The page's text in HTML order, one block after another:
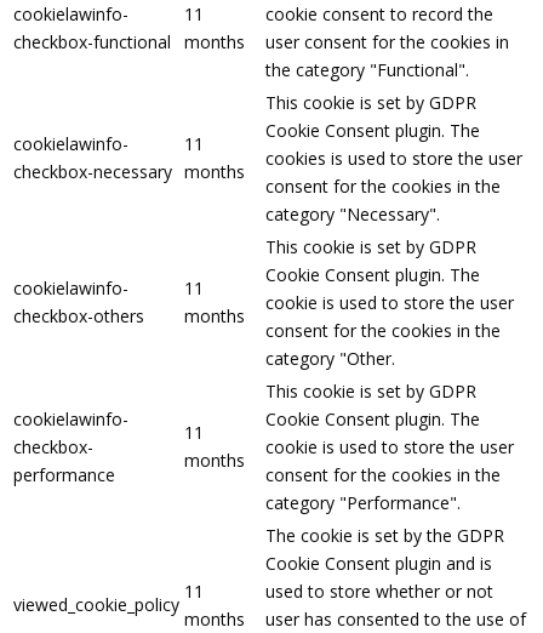
cookielawinfo-
checkbox-functional
11
months
cookie consent to record the
user consent for the cookies in
the category "Functional".
cookielawinfo-
checkbox-necessary
11
months
This cookie is set by GDPR
Cookie Consent plugin. The
cookies is used to store the user
consent for the cookies in the
category "Necessary".
cookielawinfo-
checkbox-others
11
months
This cookie is set by GDPR
Cookie Consent plugin. The
cookie is used to store the user
consent for the cookies in the
category "Other.
cookielawinfo-
checkbox-
performance
11
months
This cookie is set by GDPR
Cookie Consent plugin. The
cookie is used to store the user
consent for the cookies in the
category "Performance".
viewed_cookie_policy
11
months
The cookie is set by the GDPR
Cookie Consent plugin and is
used to store whether or not
user has consented to the use of